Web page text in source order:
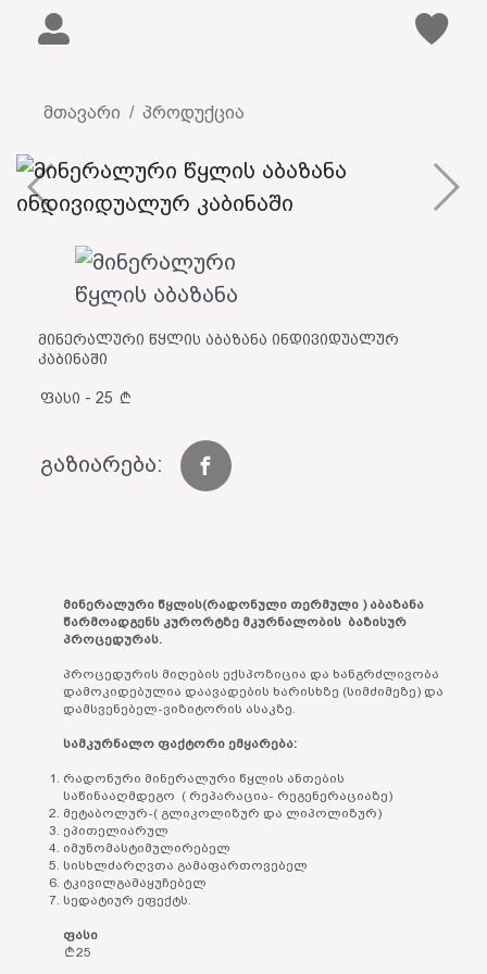
მთავარი პროდუქცია
მინერალური წყლის აბაზანა ინდივიდუალურ
კაბინაში
ფასი - 25
გაზიარება:
მინერალური წყლის(რადონული თერმული ) აბაზანა
წარმოადგენს კურორტზე მკურნალობის ბაზისურ
პროცედურას.
პროცედურის მიღების ექსპოზიცია და ხანგრძლივობა
დამოკიდებულია დაავადების ხარისხზე (სიმძიმეზე) და
დამსვენებელ-ვიზიტორის ასაკზე.
სამკურნალო ფაქტორი ემყარება:
რადონური მინერალური წყლის ანთების
საწინააღმდეგო ( რეპარაცია- რეგენერაციაზე)
მეტაბოლურ-( გლიკოლიზურ და ლიპოლიზურ)
ეპითელიარულ
იმუნომასტიმულირებელ
სისხლძარღვთა გამაფართოვებელ
ტკივილგამაყუჩებელ
სედატიურ ეფექტს.
ფასი
25